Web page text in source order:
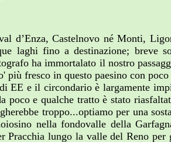
d’Enza, Castelnovo né Monti,
laghi fino a destinazione; breve
ha immortalato il nostro
fresco in questo paesino con
EE e il circondario è largamente
poco e qualche tratto è stato
troppo...optiamo per una
nella fondovalle della
Pracchia lungo la valle del Reno